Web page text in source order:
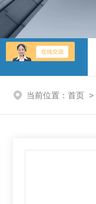
产品展示
当前位置： 首页 >